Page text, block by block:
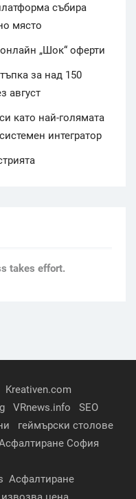
събира
място
„Шок“ оферти
за над 150
август
като най-голямата
интегратор
takes effort.
Kreativen.com
VRnews.info
SEO
геймърски столове
София
Асфалтиране